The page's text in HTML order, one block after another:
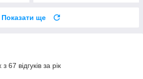
Показати ще
67 відгуків за рік